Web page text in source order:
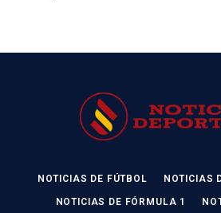
NOTICIAS DE FÚTBOL NOTICIAS
NOTICIAS DE FÓRMULA 1